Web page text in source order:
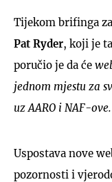
Tijekom brifinga
Pat Ryder, koji je
poručio je da će
jednom mjestu za
uz AARO i NAF-ove.
Uspostava nove
pozornosti i